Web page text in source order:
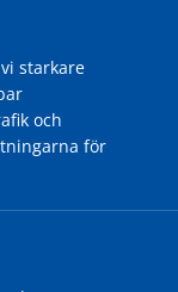
starkare
och
för